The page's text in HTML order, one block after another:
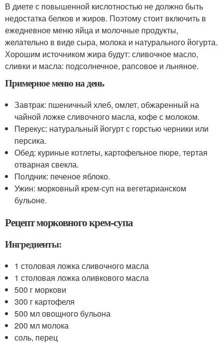
В диете с повышенной кислотностью не должно быть
недостатка белков и жиров. Поэтому стоит включить в
ежедневное меню яйца и молочные продукты,
желательно в виде сыра, молока и натурального йогурта.
Хорошим источником жира будут: сливочное масло,
сливки и масла: подсолнечное, рапсовое и льняное.
Примерное меню на день
Завтрак: пшеничный хлеб, омлет, обжаренный на
чайной ложке сливочного масла, кофе с молоком.
Перекус: натуральный йогурт с горстью черники или
персика.
Обед: куриные котлеты, картофельное пюре, тертая
отварная свекла.
Полдник: печеное яблоко.
Ужин: морковный крем-суп на вегетарианском
бульоне.
Рецепт морковного крем-супа
Ингредиенты:
1 столовая ложка сливочного масла
1 столовая ложка оливкового масла
500 г моркови
300 г картофеля
500 мл овощного бульона
200 мл молока
соль, перец